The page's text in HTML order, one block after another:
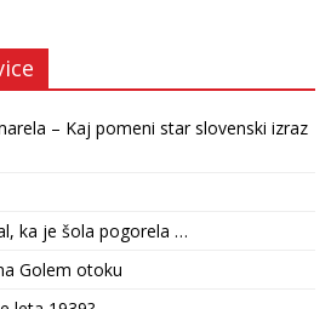
– Kaj pomeni star slovenski izraz
ka je šola pogorela …
Golem otoku